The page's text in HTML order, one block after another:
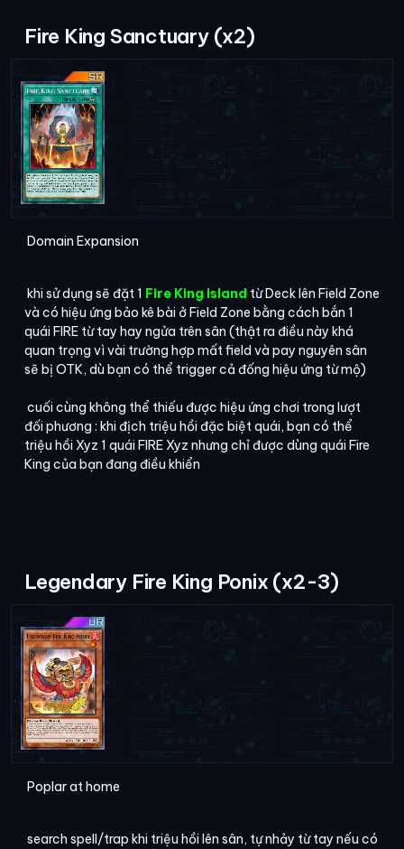
Fire King Sanctuary (x2)
Domain Expansion
khi sử dụng sẽ đặt 1 Fire King Island từ Deck lên Field Zone
và có hiệu ứng bảo kê bài ở Field Zone bằng cách bắn 1
quái FIRE từ tay hay ngửa trên sân (thật ra điều này khá
quan trọng vì vài trường hợp mất field và pay nguyên sân
sẽ bị OTK, dù bạn có thể trigger cả đống hiệu ứng từ mộ)
cuối cùng không thể thiếu được hiệu ứng chơi trong lượt
đối phương : khi địch triệu hồi đặc biệt quái, bạn có thể
triệu hồi Xyz 1 quái FIRE Xyz nhưng chỉ được dùng quái Fire
King của bạn đang điều khiển
Legendary Fire King Ponix (x2-3)
Poplar at home
search spell/trap khi triệu hồi lên sân, tự nhảy từ tay nếu có